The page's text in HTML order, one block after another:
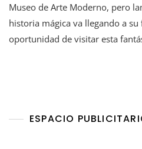
Museo de Arte Moderno, pero
historia mágica va llegando a
oportunidad de visitar esta
ESPACIO